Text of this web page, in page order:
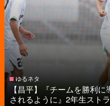
ゆるネタ
【昌平】『チームを勝利
されるように』2年生スト